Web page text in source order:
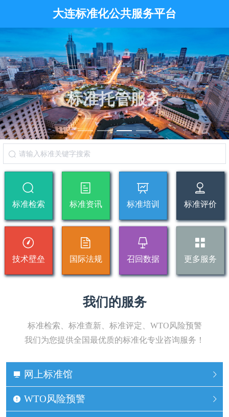
大连标准化公共服务平台
标准托管服务
标准检索 标准资讯 标准培训 标准评价
技术壁垒 国际法规 召回数据 更多服务
我们的服务
标准检索、标准查新、标准评定、WTO风险预警
我们为您提供全国最优质的标准化专业咨询服务！
网上标准馆
WTO风险预警